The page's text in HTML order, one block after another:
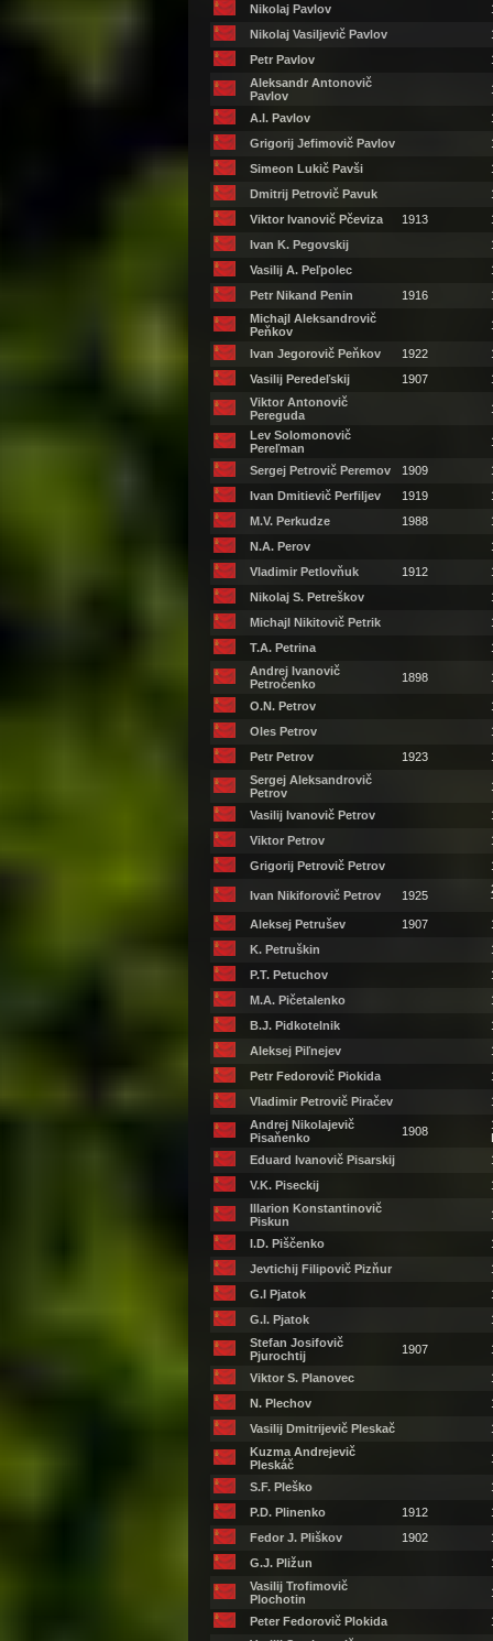
Nikolaj Pavlov
Nikolaj Vasiljevič Pavlov
Petr Pavlov
Aleksandr Antonovič
Pavlov
A.I. Pavlov
Grigorij Jefimovič Pavlov
Simeon Lukič Pavši
Dmitrij Petrovič Pavuk
Viktor Ivanovič Pčeviza
1913
Ivan K. Pegovskij
Vasilij A. Peľpolec
Petr Nikand Penin
1916
Michajl Aleksandrovič
Peňkov
Ivan Jegorovič Peňkov 1922
Vasilij Peredeľskij
1907
Viktor Antonovič
Pereguda
Lev Solomonovič
Pereľman
Sergej Petrovič Peremov 1909
Ivan Dmitievič Perfiljev
1919
M.V. Perkudze
1988
N.A. Perov
Vladimir Petlovňuk
1912
Nikolaj S. Petreškov
Michajl Nikitovič Petrik
T.A. Petrina
Andrej Ivanovič
Petročenko
1898
O.N. Petrov
Oles Petrov
Petr Petrov
1923
Sergej Aleksandrovič
Petrov
Vasilij Ivanovič Petrov
Viktor Petrov
Grigorij Petrovič Petrov
Ivan Nikiforovič Petrov 1925
Aleksej Petrušev
1907
K. Petruškin
P.T. Petuchov
M.A. Pičetalenko
B.J. Pidkotelnik
Aleksej Piľnejev
Petr Fedorovič Piokida
Vladimir Petrovič Piračev
Andrej Nikolajevič
Pisaňenko
1908
Eduard Ivanovič Pisarskij
V.K. Piseckij
Illarion Konstantinovič
Piskun
I.D. Piščenko
Jevtichij Filipovič Pizňur
G.I Pjatok
G.I. Pjatok
Stefan Josifovič
Pjurochtij
1907
Viktor S. Planovec
N. Plechov
Vasilij Dmitrijevič Pleskač
Kuzma Andrejevič
Pleskáč
S.F. Pleško
P.D. Plinenko
1912
Fedor J. Pliškov
1902
G.J. Pližun
Vasilij Trofimovič
Plochotin
Peter Fedorovič Plokida